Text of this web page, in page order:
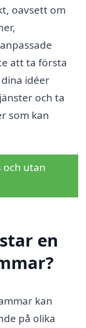
oavsett om
att ta första
idéer
och ta
som kan
och utan
en
kan
på olika